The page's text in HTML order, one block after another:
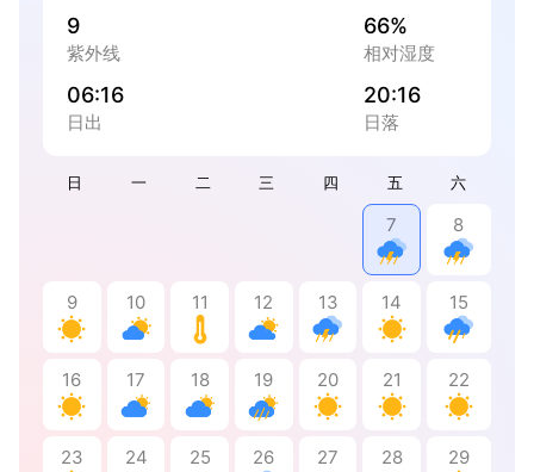
日 一 二 三 四 五 六
7 8
9 10 11 12 13 14 15
16 17 18 19 20 21 22
23 24 25 26 27 28 29
9
紫外线
66%
相对湿度
06:16
日出
20:16
日落